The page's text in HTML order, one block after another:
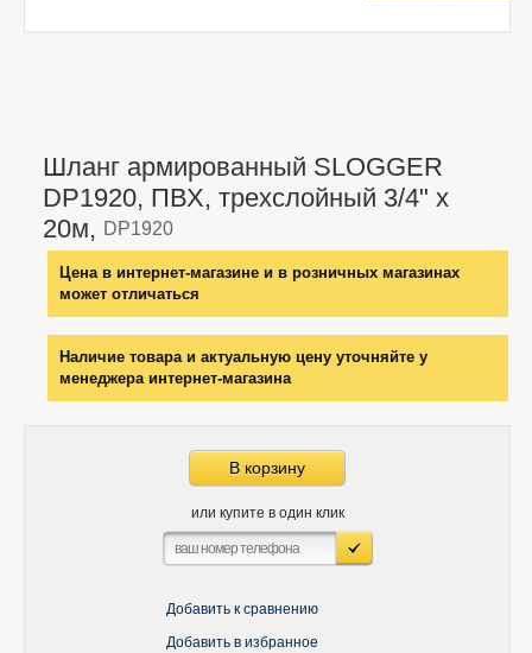
Шланг армированный SLOGGER
DP1920, ПВХ, трехслойный 3/4" х
20м, DP1920
Цена в интернет-магазине и в розничных магазинах
может отличаться
Наличие товара и актуальную цену уточняйте у
менеджера интернет-магазина
В корзину
или купите в один клик
Добавить к сравнению
Добавить в избранное